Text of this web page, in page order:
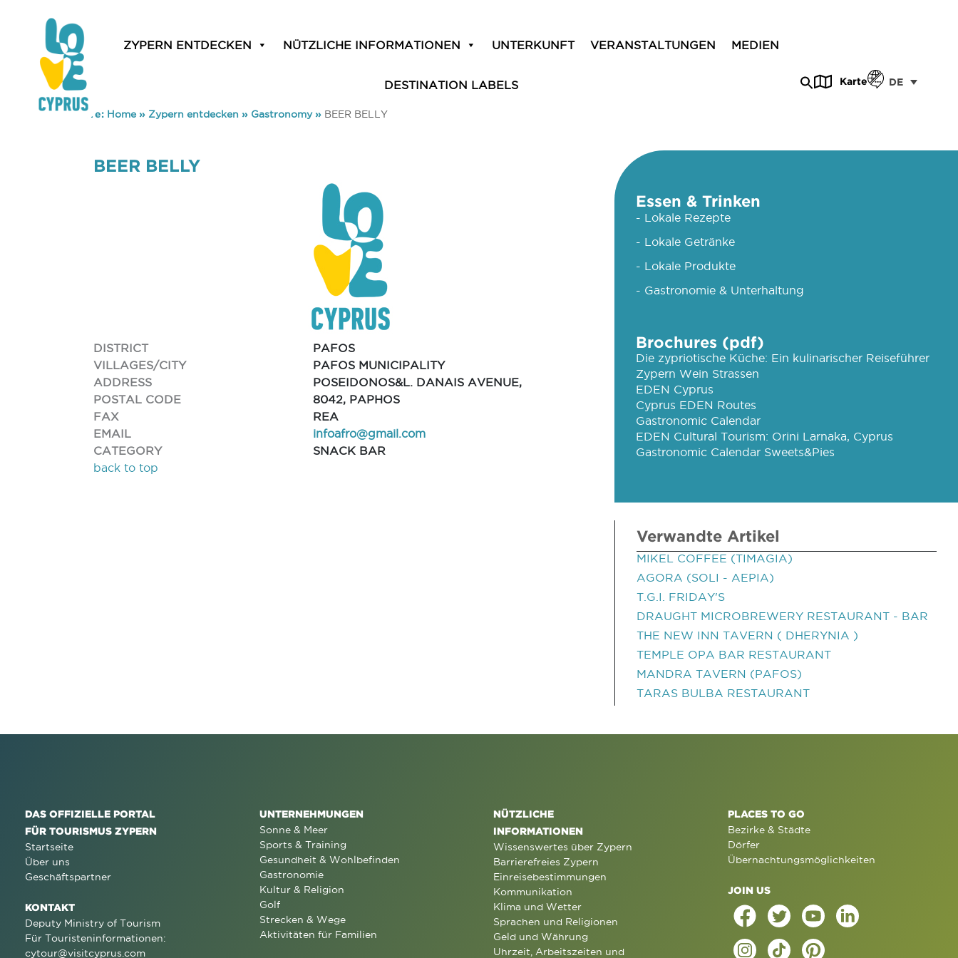
ZYPERN ENTDECKEN NÜTZLICHE INFORMATIONEN UNTERKUNFT VERANSTALTUNGEN MEDIEN
DESTINATION LABELS Karte DE
You are here: Home» Zypern entdecken » Gastronomy» BEER BELLY
BEER BELLY
DISTRICT
PAFOS
VILLAGES/CITY
PAFOS MUNICIPALITY
ADDRESS
POSEIDONOS&L. DANAIS AVENUE,
POSTAL CODE
8042, PAPHOS
FAX
REA
EMAIL
infoafro@gmail.com
CATEGORY
SNACK BAR
back to top
Essen & Trinken
- Lokale Rezepte
- Lokale Getränke
- Lokale Produkte
- Gastronomie & Unterhaltung
Brochures (pdf)
Die zypriotische Küche: Ein kulinarischer Reiseführer
Zypern Wein Strassen
EDEN Cyprus
Cyprus EDEN Routes
Gastronomic Calendar
EDEN Cultural Tourism: Orini Larnaka, Cyprus
Gastronomic Calendar Sweets&Pies
Verwandte Artikel
MIKEL COFFEE (TIMAGIA)
AGORA (SOLI - AEPIA)
T.G.I. FRIDAY'S
DRAUGHT MICROBREWERY RESTAURANT - BAR
THE NEW INN TAVERN ( DHERYNIA )
TEMPLE OPA BAR RESTAURANT
MANDRA TAVERN (PAFOS)
TARAS BULBA RESTAURANT
DAS OFFIZIELLE PORTAL
FÜR TOURISMUS ZYPERN
Startseite
Über uns
Geschäftspartner
KONTAKT
Deputy Ministry of Tourism
Für Touristeninformationen:
cytour@visitcyprus.com
UNTERNEHMUNGEN
Sonne & Meer
Sports & Training
Gesundheit & Wohlbefinden
Gastronomie
Kultur & Religion
Golf
Strecken & Wege
Aktivitäten für Familien
NÜTZLICHE
INFORMATIONEN
Wissenswertes über Zypern
Barrierefreies Zypern
Einreisebestimmungen
Kommunikation
Klima und Wetter
Sprachen und Religionen
Geld und Währung
Uhrzeit, Arbeitszeiten und
PLACES TO GO
Bezirke & Städte
Dörfer
Übernachtungsmöglichkeiten
JOIN US